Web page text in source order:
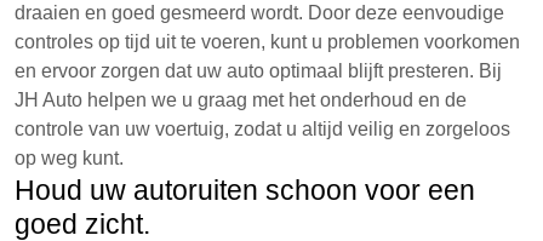
draaien en goed gesmeerd wordt. Door deze eenvoudige
controles op tijd uit te voeren, kunt u problemen voorkomen
en ervoor zorgen dat uw auto optimaal blijft presteren. Bij
JH Auto helpen we u graag met het onderhoud en de
controle van uw voertuig, zodat u altijd veilig en zorgeloos
op weg kunt.
Houd uw autoruiten schoon voor een
goed zicht.